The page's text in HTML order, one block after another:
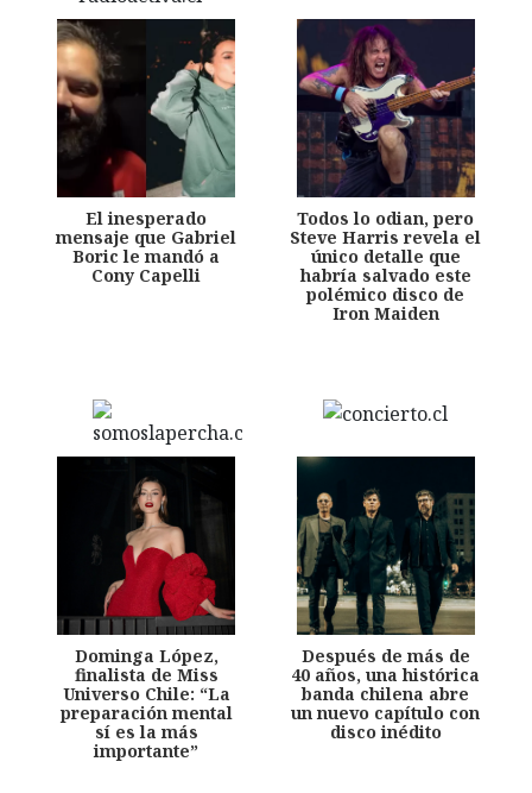
El inesperado
mensaje que Gabriel
Boric le mandó a
Cony Capelli
Todos lo odian, pero
Steve Harris revela el
único detalle que
habría salvado este
polémico disco de
Iron Maiden
Dominga López,
finalista de Miss
Universo Chile: “La
preparación mental
sí es la más
importante”
Después de más de
40 años, una histórica
banda chilena abre
un nuevo capítulo con
disco inédito